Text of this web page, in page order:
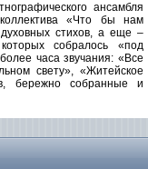
ансамбля
«Что бы нам
стихов, а еще –
собралось «под
часа звучания: «Все
свету», «Житейское
бережно собранные и